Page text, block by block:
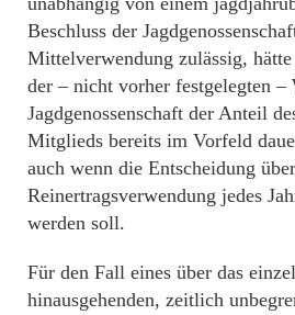
Beschluss der
Mittelverwendung zulässig,
der – nicht vorher festgelegten
Jagdgenossenschaft der Anteil
Mitglieds bereits im Vorfeld
auch wenn die Entscheidung
Reinertragsverwendung jedes
werden soll.
Für den Fall eines über das
hinausgehenden, zeitlich